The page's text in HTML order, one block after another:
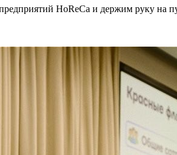
HoReCa и держим руку на